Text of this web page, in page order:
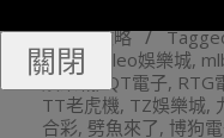
26城遊戲攻略
leo娛樂
leo娛樂城,
娛樂城
QT電子, RTG
TT老虎機, TZ娛樂城,
合彩, 劈魚來了, 博狗
關閉